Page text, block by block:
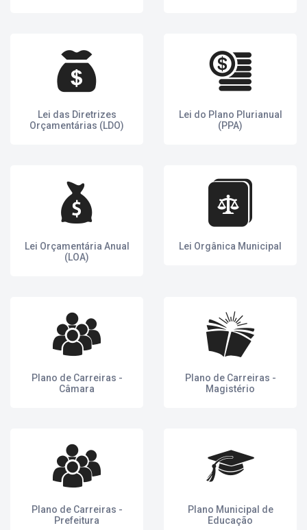
Lei das Diretrizes
Orçamentárias (LDO)
Lei do Plano Plurianual
(PPA)
Lei Orçamentária Anual
(LOA)
Lei Orgânica Municipal
Plano de Carreiras -
Câmara
Plano de Carreiras -
Magistério
Plano de Carreiras -
Prefeitura
Plano Municipal de
Educação